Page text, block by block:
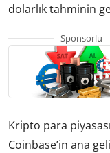
dolarlık tahminin
Sponsorlu |
Kripto para
Coinbase’in ana